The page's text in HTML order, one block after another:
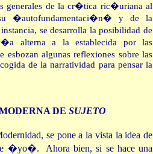
generales de la cr�tica ric�uriana al
�autofundamentaci�n� y de la
se desarrolla la posibilidad de
alterna a la establecida por las
algunas reflexiones sobre las
de la narratividad para pensar la
DE SUJETO
se pone a la vista la idea de
�yo�. Ahora bien, si se hace una